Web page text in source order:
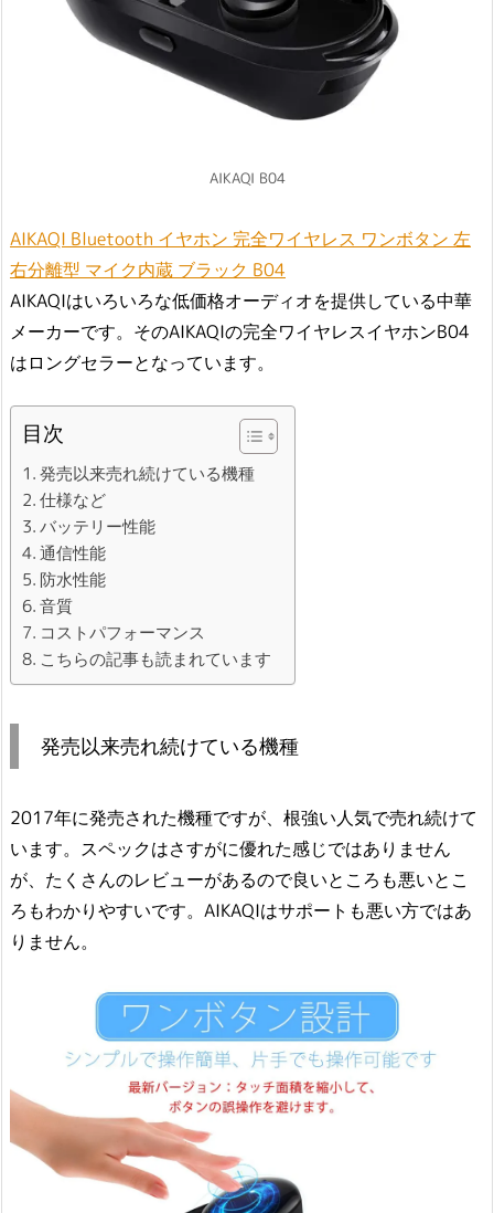
AIKAQI B04
AIKAQI Bluetooth イヤホン 完全ワイヤレス ワンボタン 左
右分離型 マイク内蔵 ブラック B04
AIKAQIはいろいろな低価格オーディオを提供している中華
メーカーです。そのAIKAQIの完全ワイヤレスイヤホンB04
はロングセラーとなっています。
目次
発売以来売れ続けている機種
仕様など
バッテリー性能
通信性能
防水性能
音質
コストパフォーマンス
こちらの記事も読まれています
発売以来売れ続けている機種
2017年に発売された機種ですが、根強い人気で売れ続けて
います。スペックはさすがに優れた感じではありません
が、たくさんのレビューがあるので良いところも悪いとこ
ろもわかりやすいです。AIKAQIはサポートも悪い方ではあ
りません。